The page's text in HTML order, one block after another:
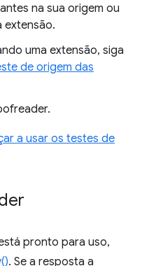
na sua origem ou
extensão.
uma extensão, siga
de origem das
a usar os testes de
pronto para uso,
. Se a resposta a